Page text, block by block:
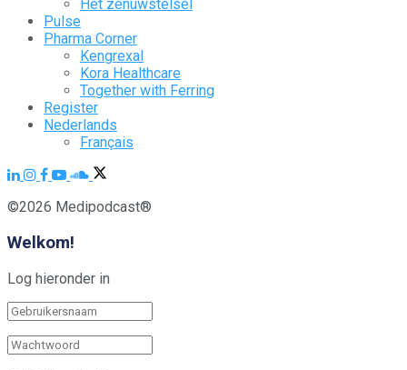
Het zenuwstelsel
Pulse
Pharma Corner
Kengrexal
Kora Healthcare
Together with Ferring
Register
Nederlands
Français
©2026 Medipodcast®
Welkom!
Log hieronder in